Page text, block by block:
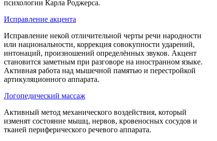
психологии Карла Роджерса.
Исправление акцента
Исправление некой отличительной черты речи народности
или национальности, коррекция совокупности ударений,
интонаций, произношений определённых звуков. Акцент
становится заметным при разговоре на иностранном языке.
Активная работа над мышечной памятью и перестройкой
артикуляционного аппарата.
Логопедический массаж
Активный метод механического воздействия, который
изменят состояние мышц, нервов, кровеносных сосудов и
тканей периферического речевого аппарата.